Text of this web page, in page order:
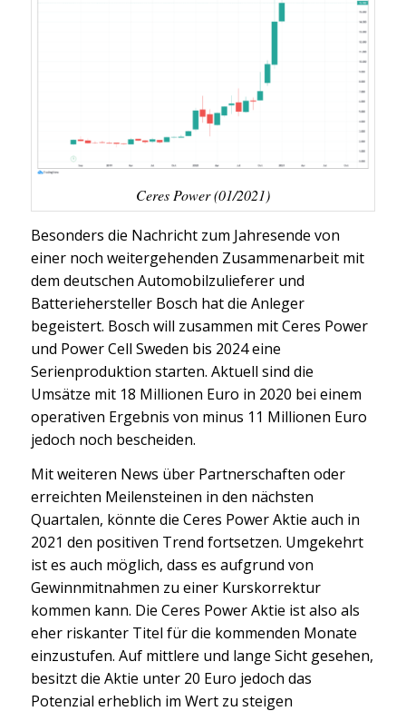
Ceres Power (01/2021)
Besonders die Nachricht zum Jahresende von
einer noch weitergehenden Zusammenarbeit mit
dem deutschen Automobilzulieferer und
Batteriehersteller Bosch hat die Anleger
begeistert. Bosch will zusammen mit Ceres Power
und Power Cell Sweden bis 2024 eine
Serienproduktion starten. Aktuell sind die
Umsätze mit 18 Millionen Euro in 2020 bei einem
operativen Ergebnis von minus 11 Millionen Euro
jedoch noch bescheiden.
Mit weiteren News über Partnerschaften oder
erreichten Meilensteinen in den nächsten
Quartalen, könnte die Ceres Power Aktie auch in
2021 den positiven Trend fortsetzen. Umgekehrt
ist es auch möglich, dass es aufgrund von
Gewinnmitnahmen zu einer Kurskorrektur
kommen kann. Die Ceres Power Aktie ist also als
eher riskanter Titel für die kommenden Monate
einzustufen. Auf mittlere und lange Sicht gesehen,
besitzt die Aktie unter 20 Euro jedoch das
Potenzial erheblich im Wert zu steigen